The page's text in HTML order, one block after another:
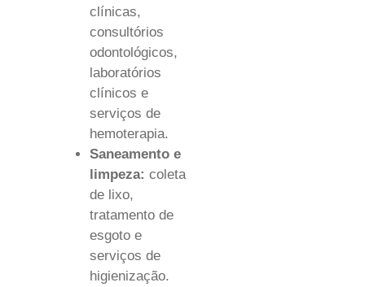
clínicas,
consultórios
odontológicos,
laboratórios
clínicos e
serviços de
hemoterapia.
Saneamento e
limpeza: coleta
de lixo,
tratamento de
esgoto e
serviços de
higienização.